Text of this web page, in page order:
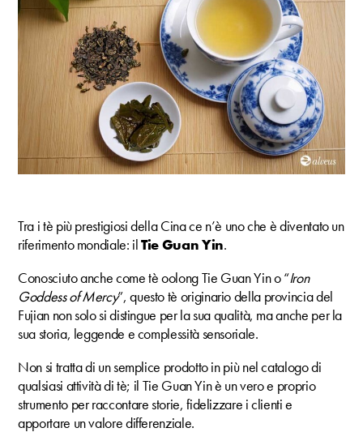
Tra i tè più prestigiosi della Cina ce n’è uno che è diventato un
riferimento mondiale: ilTie Guan Yin.
Conosciuto anche come tè oolong Tie Guan Yin o “Iron
Goddess of Mercy”, questo tè originario della provincia del
Fujian non solo si distingue per la sua qualità, ma anche per la
sua storia, leggende e complessità sensoriale.
Non si tratta di un semplice prodotto in più nel catalogo di
qualsiasi attività di tè; il Tie Guan Yin è un vero e proprio
strumento per raccontare storie, fidelizzare i clienti e
apportare un valore differenziale.